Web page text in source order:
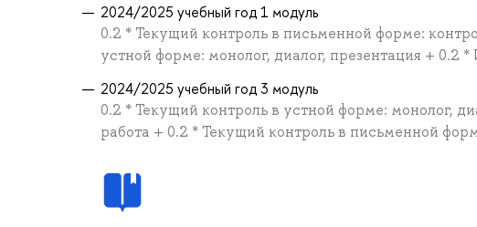
2024/2025 учебный год 1 модуль
0.2 * Текущий контроль в письменной форме:
устной форме: монолог, диалог, презентация + 0.2
2024/2025 учебный год 3 модуль
0.2 * Текущий контроль в устной форме: монолог,
работа + 0.2 * Текущий контроль в письменной